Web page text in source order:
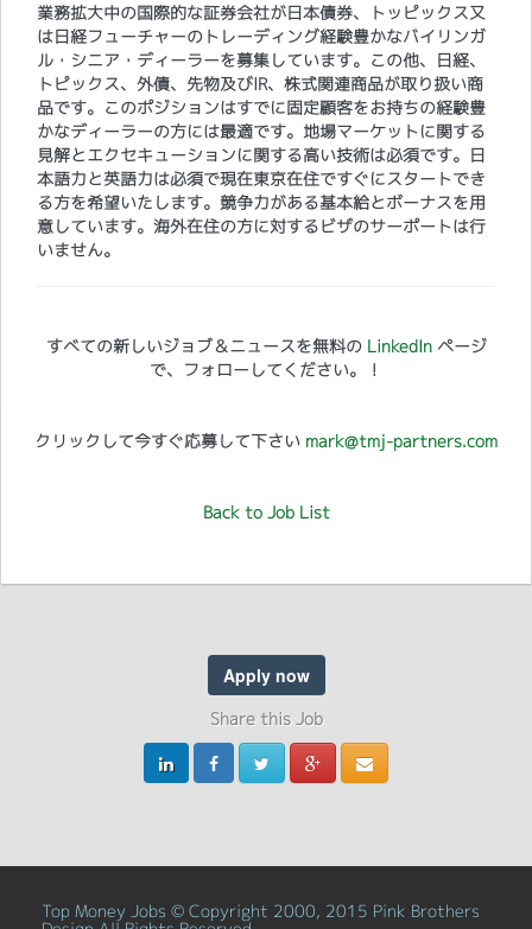
業務拡大中の国際的な証券会社が日本債券、トッピックス又
は日経フューチャーのトレーディング経験豊かなバイリンガ
ル・シニア・ディーラーを募集しています。この他、日経、
トピックス、外債、先物及びIR、株式関連商品が取り扱い商
品です。このポジションはすでに固定顧客をお持ちの経験豊
かなディーラーの方には最適です。地場マーケットに関する
見解とエクセキューションに関する高い技術は必須です。日
本語力と英語力は必須で現在東京在住ですぐにスタートでき
る方を希望いたします。競争力がある基本給とボーナスを用
意しています。海外在住の方に対するビザのサーポートは行
いません。
すべての新しいジョブ＆ニュースを無料の LinkedInページ
で、フォローしてください。！
クリックして今すぐ応募して下さい mark@tmj-partners.com
Back to Job List
Apply now
Share this Job
Top Money Jobs © Copyright 2000, 2015 Pink Brothers